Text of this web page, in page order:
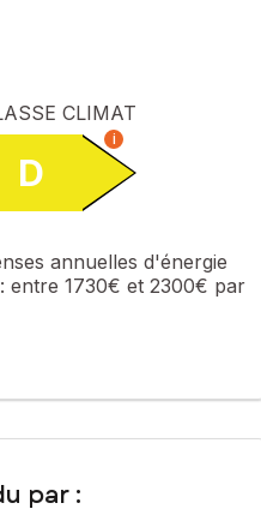
CLIMAT
D
i
annuelles d'énergie
entre 1730€ et 2300€ par
par :